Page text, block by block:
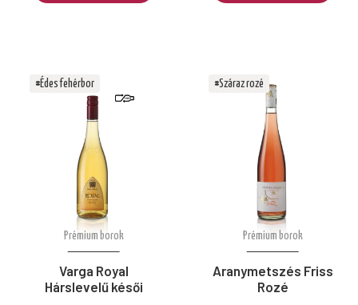
Prémium borok
Varga Royal
Hárslevelű késői
#Édes fehérbor
Prémium borok
Aranymetszés Friss
Rozé
#Száraz rozé